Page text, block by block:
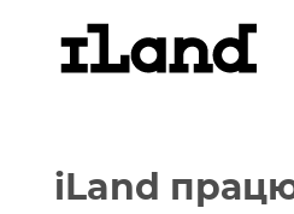
iLand